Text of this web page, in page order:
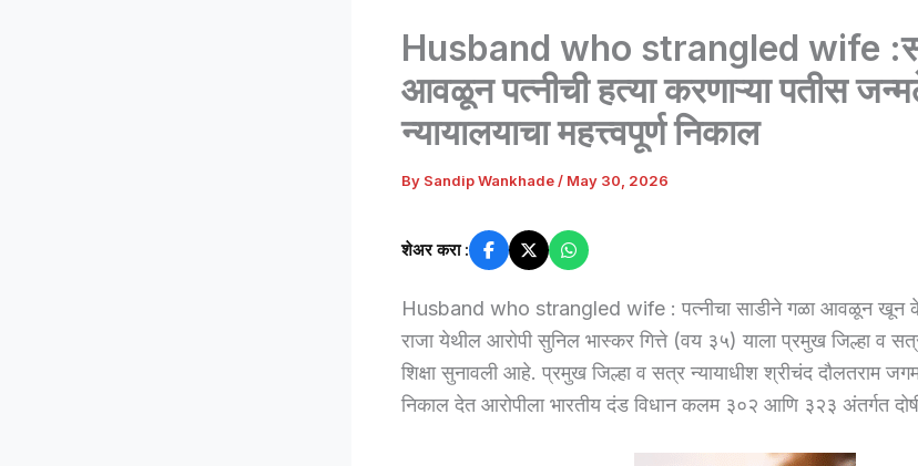
Husband who strangled wife
आवळून पत्नीची हत्या करणाऱ्या पतीस
न्यायालयाचा महत्त्वपूर्ण निकाल
By Sandip Wankhade / May 30, 2026
शेअर करा :
Husband who strangled wife : पत्नीचा साडीने गळा आवळून खून
राजा येथील आरोपी सुनिल भास्कर गित्ते (वय ३५) याला प्रमुख जिल्हा व
शिक्षा सुनावली आहे. प्रमुख जिल्हा व सत्र न्यायाधीश श्रीचंद दौलतराम
निकाल देत आरोपीला भारतीय दंड विधान कलम ३०२ आणि ३२३ अंतर्गत